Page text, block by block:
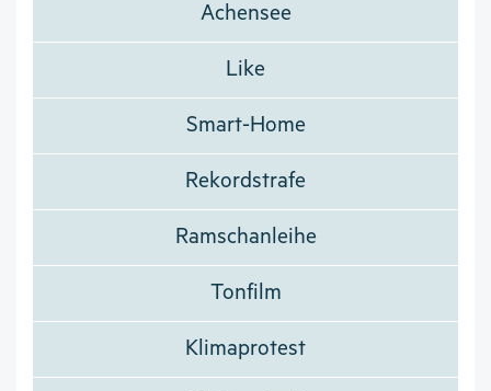
Achensee
Like
Smart-Home
Rekordstrafe
Ramschanleihe
Tonfilm
Klimaprotest